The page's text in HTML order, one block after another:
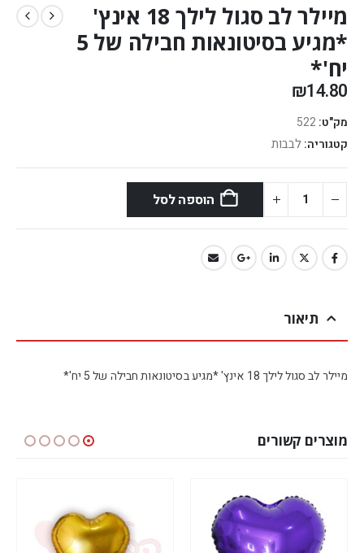
מיילר לב סגול לילך 18 אינץ'
*מגיע בסיטונאות חבילה של 5
יח'*
₪14.80
מק"ט: 522
קטגוריה: לבבות
הוספה לסל
תיאור
מיילר לב סגול לילך 18 אינץ' *מגיע בסיטונאות חבילה של 5 יח'*
מוצרים קשורים